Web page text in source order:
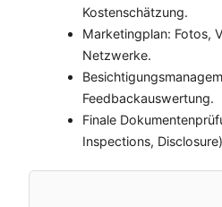
Kostenschätzung.
Marketingplan: Fotos,
Netzwerke.
Feedbackauswertung.
Finale
Inspections,